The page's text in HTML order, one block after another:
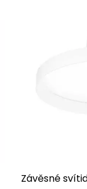
Závěsné